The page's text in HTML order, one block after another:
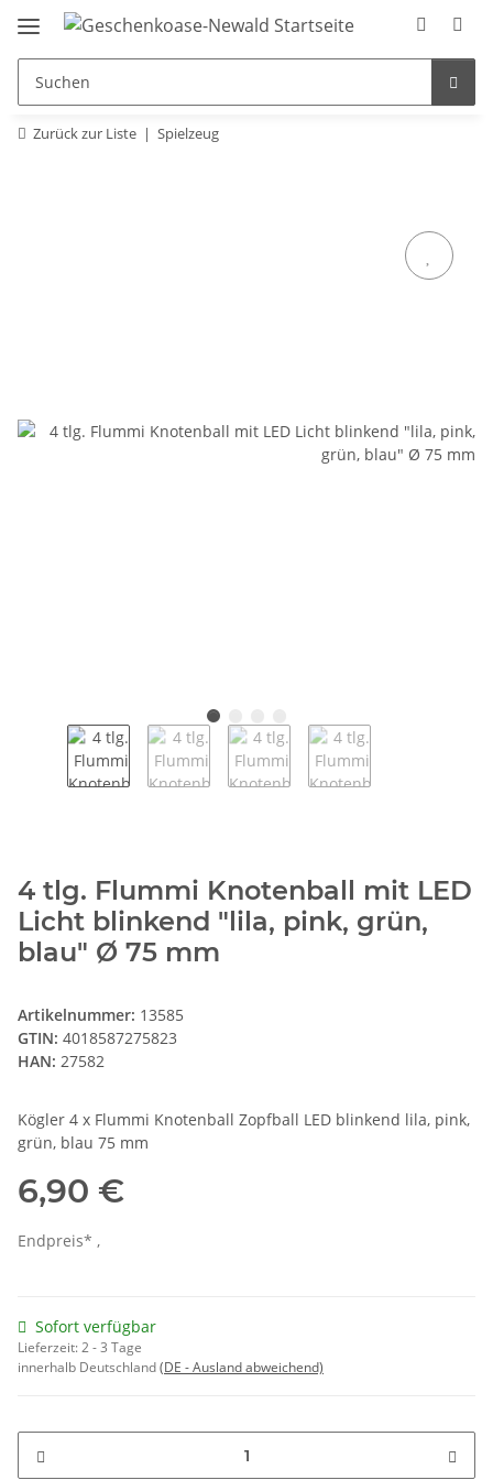
Zurück zur Liste Spielzeug
4 tlg. Flummi Knotenball mit LED
Licht blinkend "lila, pink, grün,
blau" Ø 75 mm
Artikelnummer: 13585
GTIN: 4018587275823
HAN: 27582
Kögler 4 x Flummi Knotenball Zopfball LED blinkend lila, pink,
grün, blau 75 mm
6,90 €
Endpreis* ,
Sofort verfügbar
Lieferzeit:2 - 3 Tage
innerhalb Deutschland(DE - Ausland abweichend)